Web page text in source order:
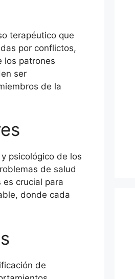
terapéutico que
por conflictos,
los patrones
ser
de la
psicológico de los
de salud
crucial para
donde cada
de